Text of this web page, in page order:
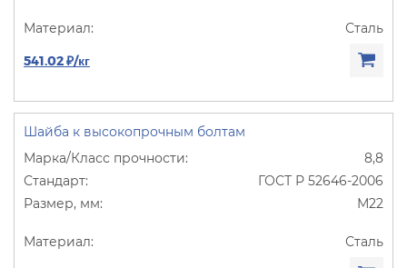
Сталь
541.02 ₽/кг
Шайба к высокопрочным болтам
8,8
ГОСТ Р 52646-2006
М22
Сталь